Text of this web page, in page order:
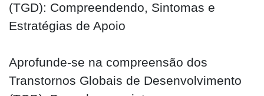
(TGD): Compreendendo, Sintomas e
Estratégias de Apoio
Aprofunde-se na compreensão dos
Transtornos Globais de Desenvolvimento